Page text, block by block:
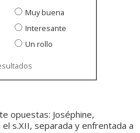
Muy buena
Interesante
Un rollo
opuestas: Joséphine,
s.XII, separada y enfrentada a